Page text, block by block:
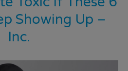
Showing Up –
Inc.